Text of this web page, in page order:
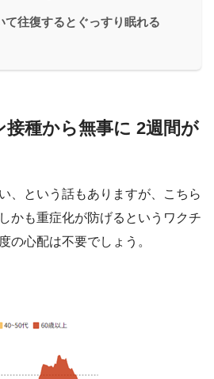
て往復するとぐっすり眠れる
種から無事に 2週間が
、という話もありますが、こちら
かも重症化が防げるというワクチ
の心配は不要でしょう。